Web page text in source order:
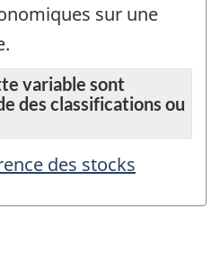
sur une
variable sont
des classifications ou
des stocks